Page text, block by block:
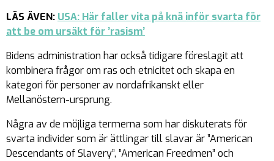
LÄS ÄVEN: USA: Här faller vita på knä inför svarta för
att be om ursäkt för ’rasism’
Bidens administration har också tidigare föreslagit att
kombinera frågor om ras och etnicitet och skapa en
kategori för personer av nordafrikanskt eller
Mellanöstern-ursprung.
Några av de möjliga termerna som har diskuterats för
svarta individer som är ättlingar till slavar är ”American
Descendants of Slavery”, ”American Freedmen” och